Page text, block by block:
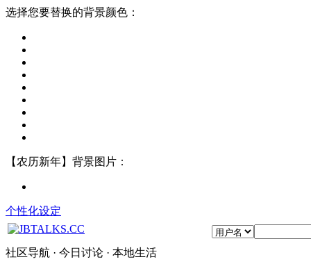
选择您要替换的背景颜色：
【农历新年】背景图片：
个性化设定
社区导航 · 今日讨论 · 本地生活